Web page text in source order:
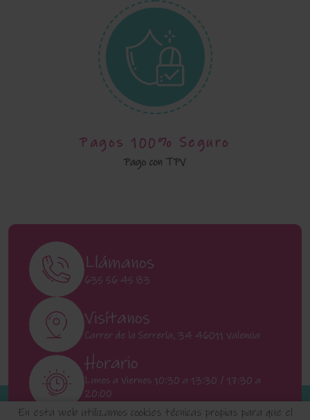
Pagos 100% Seguro
Pago con TPV
En esta web utilizamos cookies técnicas propias para que el
Llámanos
635 56 45 83
Visítanos
Carrer de la Serrería, 34 46011 Valencia
Horario
Lunes a Viernes 10:30 a 13:30 / 17:30 a
20:00
Sábados 11:00 a 13:00